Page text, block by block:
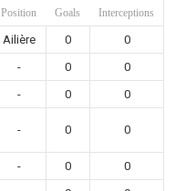
Position Goals Interceptions
Ailière 0
0
- 0
0
- 0 0
- 0 0
- 0
0